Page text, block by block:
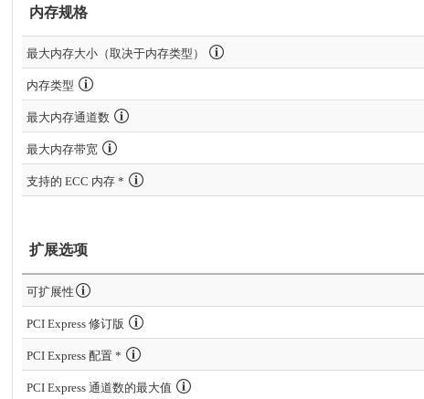
内存规格
最大内存大小（取决于内存类型）
内存类型
最大内存通道数
最大内存带宽
支持的 ECC 内存 *
扩展选项
可扩展性
PCI Express 修订版
PCI Express 配置 *
PCI Express 通道数的最大值